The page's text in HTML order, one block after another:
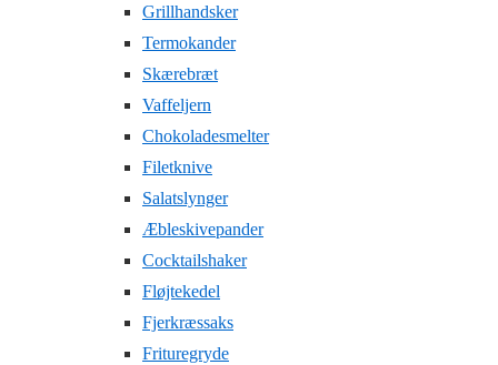
Grillhandsker
Termokander
Skærebræt
Vaffeljern
Chokoladesmelter
Filetknive
Salatslynger
Æbleskivepander
Cocktailshaker
Fløjtekedel
Fjerkræssaks
Frituregryde